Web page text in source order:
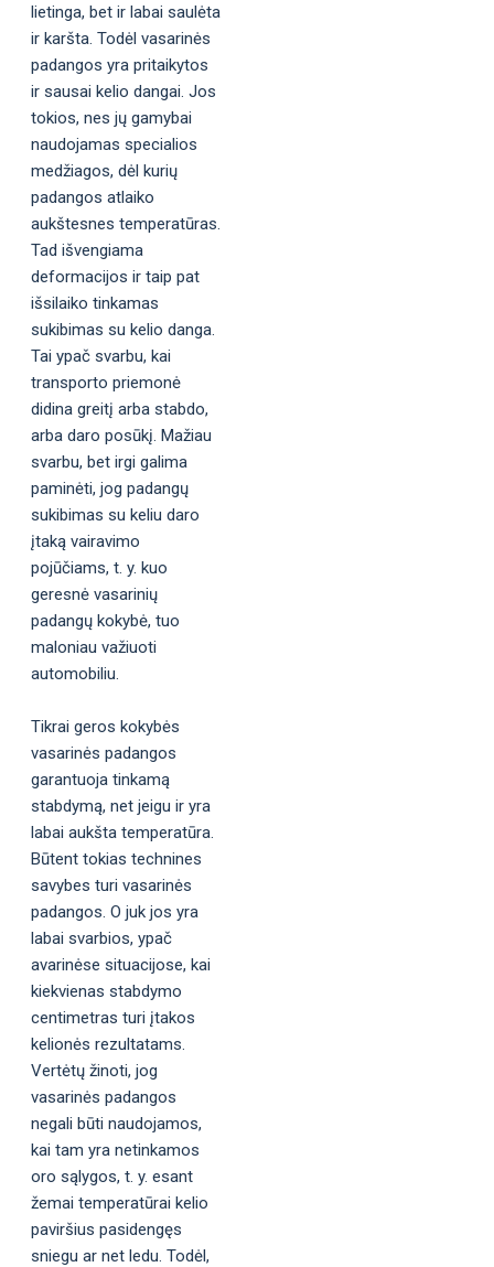
lietinga, bet ir labai saulėta
ir karšta. Todėl vasarinės
padangos yra pritaikytos
ir sausai kelio dangai. Jos
tokios, nes jų gamybai
naudojamas specialios
medžiagos, dėl kurių
padangos atlaiko
aukštesnes temperatūras.
Tad išvengiama
deformacijos ir taip pat
išsilaiko tinkamas
sukibimas su kelio danga.
Tai ypač svarbu, kai
transporto priemonė
didina greitį arba stabdo,
arba daro posūkį. Mažiau
svarbu, bet irgi galima
paminėti, jog padangų
sukibimas su keliu daro
įtaką vairavimo
pojūčiams, t. y. kuo
geresnė vasarinių
padangų kokybė, tuo
maloniau važiuoti
automobiliu.
Tikrai geros kokybės
vasarinės padangos
garantuoja tinkamą
stabdymą, net jeigu ir yra
labai aukšta temperatūra.
Būtent tokias technines
savybes turi vasarinės
padangos. O juk jos yra
labai svarbios, ypač
avarinėse situacijose, kai
kiekvienas stabdymo
centimetras turi įtakos
kelionės rezultatams.
Vertėtų žinoti, jog
vasarinės padangos
negali būti naudojamos,
kai tam yra netinkamos
oro sąlygos, t. y. esant
žemai temperatūrai kelio
paviršius pasidengęs
sniegu ar net ledu. Todėl,